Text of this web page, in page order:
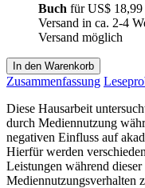
Buch fürUS$ 18,99
Versand in ca. 2-4
Versand möglich
In den Warenkorb
Zusammenfassung
Diese Hausarbeit
durch Mediennutzung
negativen Einfluss auf
Hierfür werden
Leistungen während
Mediennutzungsverhalten